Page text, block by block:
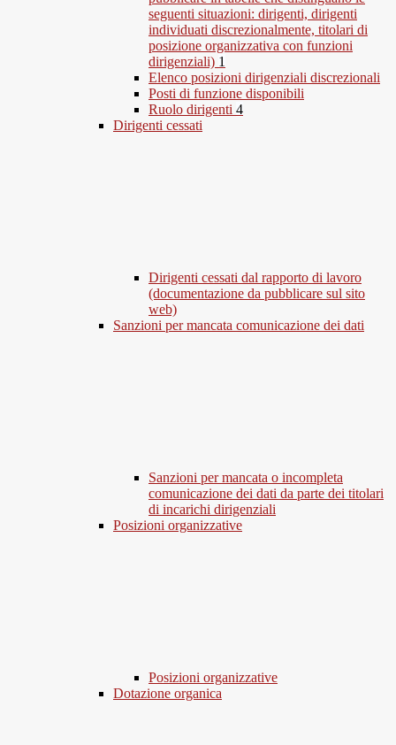
seguenti situazioni: dirigenti, dirigenti
individuati discrezionalmente, titolari di
posizione organizzativa con funzioni
dirigenziali) 1
Elenco posizioni dirigenziali discrezionali
Posti di funzione disponibili
Ruolo dirigenti 4
Dirigenti cessati
Dirigenti cessati dal rapporto di lavoro
(documentazione da pubblicare sul sito
web)
Sanzioni per mancata comunicazione dei dati
Sanzioni per mancata o incompleta
comunicazione dei dati da parte dei titolari
di incarichi dirigenziali
Posizioni organizzative
Posizioni organizzative
Dotazione organica